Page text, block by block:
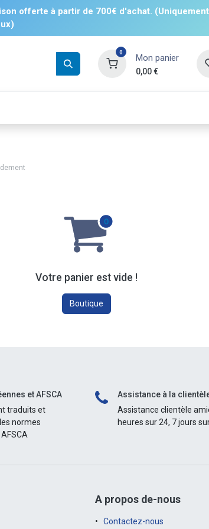
offerte à partir de 700€ d'achat.
0 Mon panier
0,00€
Votre panier est vide !
Boutique
et AFSCA
traduits et
normes
Assistance à la
Assistance clientèle
heures sur 24, 7 jours
A propos de-nous
Contactez-nous